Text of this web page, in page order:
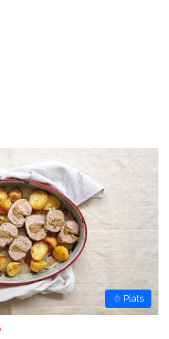
☃ Plats